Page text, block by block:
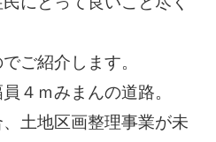
ご紹介します。
４ｍみまんの道路。
土地区画整理事業が未